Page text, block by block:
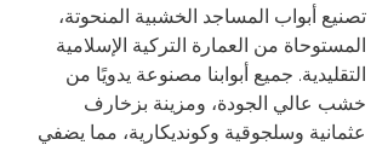
تصنيع أبواب المساجد الخشبية المنحوتة،
المستوحاة من العمارة التركية الإسلامية
التقليدية. جميع أبوابنا مصنوعة يدويًا من
خشب عالي الجودة، ومزينة بزخارف
عثمانية وسلجوقية وكونديكارية، مما يضفي